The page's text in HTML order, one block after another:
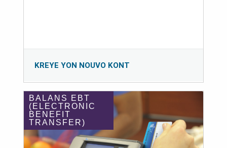
KREYE YON NOUVO KONT
BALANS EBT
(ELECTRONIC
BENEFIT
TRANSFER)